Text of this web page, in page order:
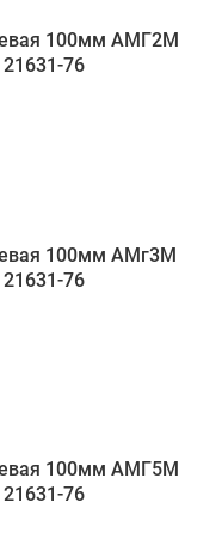
100мм АМГ2М
76
100мм АМг3М
76
100мм АМГ5М
76